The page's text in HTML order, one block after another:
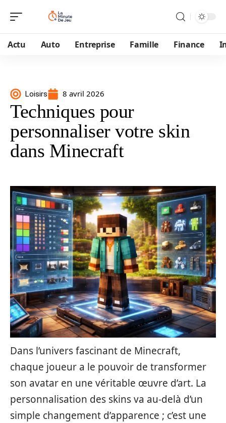
Actu Auto Entreprise Famille Finance
Loisirs 8 avril 2026
Techniques pour
personnaliser votre skin
dans Minecraft
Dans l’univers fascinant de Minecraft,
chaque joueur a le pouvoir de transformer
son avatar en une véritable œuvre d’art. La
personnalisation des skins va au-delà d’un
simple changement d’apparence ; c’est une